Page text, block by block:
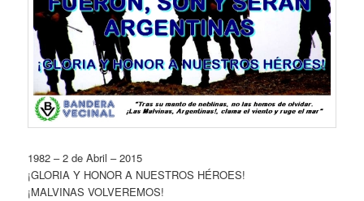
1982 – 2 de Abril – 2015
¡GLORIA Y HONOR A NUESTROS HÉROES!
¡MALVINAS VOLVEREMOS!